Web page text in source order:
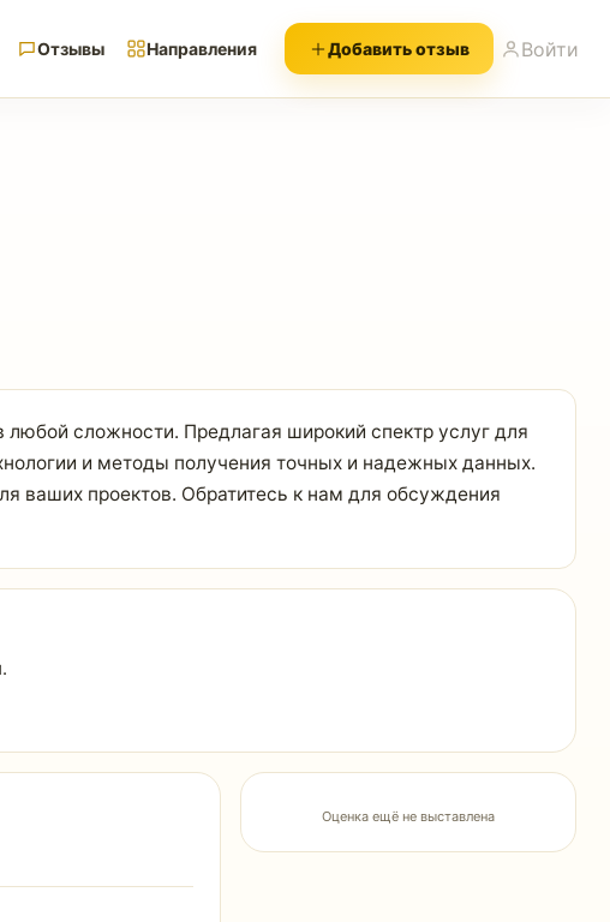
Отзывы Направления Добавить отзыв Войти
сложности. Предлагая широкий спектр услуг для
и методы получения точных и надежных данных.
ваших проектов. Обратитесь к нам для обсуждения
Оценка ещё не выставлена